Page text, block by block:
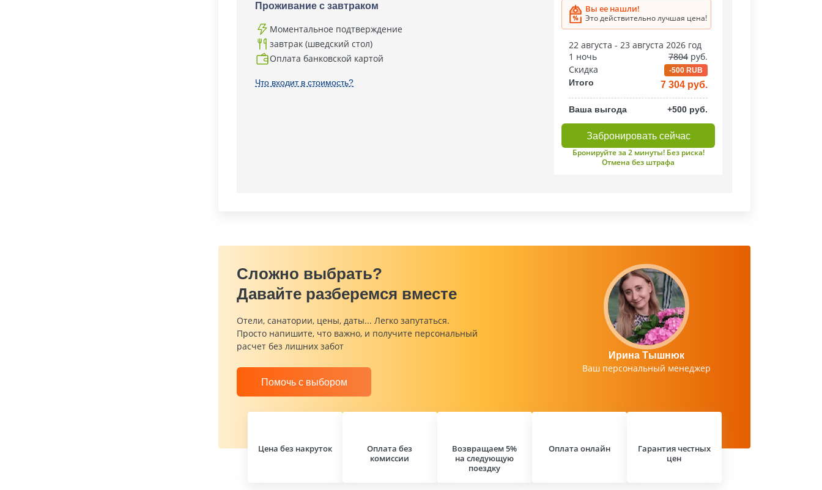
Проживание с завтраком
Моментальное подтверждение
завтрак (шведский стол)
Оплата банковской картой
Что входит в стоимость?
Вы ее нашли!
Это действительно лучшая цена!
22 августа - 23 августа 2026 год
1 ночь
7804 руб.
Скидка
-500 RUB
Итого 7 304 руб.
Ваша выгода +500 руб.
Забронировать сейчас
Бронируйте за 2 минуты! Без риска!
Отмена без штрафа
Сложно выбрать?
Давайте разберемся вместе
Отели, санатории, цены, даты... Легко запутаться.
Просто напишите, что важно, и получите персональный
расчет без лишних забот
Помочь с выбором
Ирина Тышнюк
Ваш персональный менеджер
Цена без накруток
Оплата без
комиссии
Возвращаем 5%
на следующую
поездку
Оплата онлайн
Гарантия честных
цен